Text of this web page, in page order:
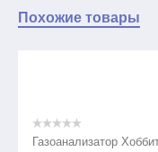
Похожие товары
Газоанализатор